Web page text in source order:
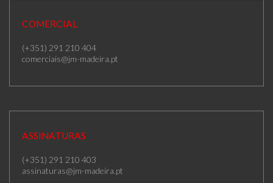
COMERCIAL
(+351) 291 210 404
comerciais@jm-madeira.pt
ASSINATURAS
(+351) 291 210 403
assinaturas@jm-madeira.pt